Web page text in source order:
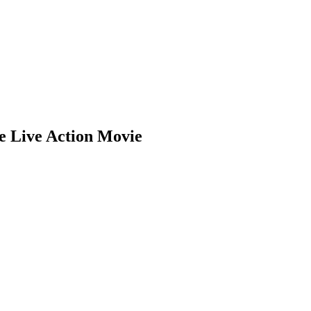
Live Action Movie